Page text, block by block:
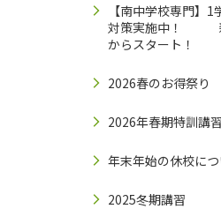
【南中学校専門】
対策実施中！ 新
からスタート！
2026春のお得祭り
2026年春期特訓講
年末年始の休校に
2025冬期講習